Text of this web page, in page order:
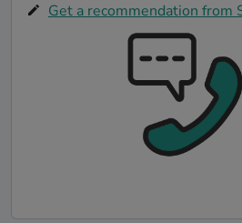
Get a recommendation from